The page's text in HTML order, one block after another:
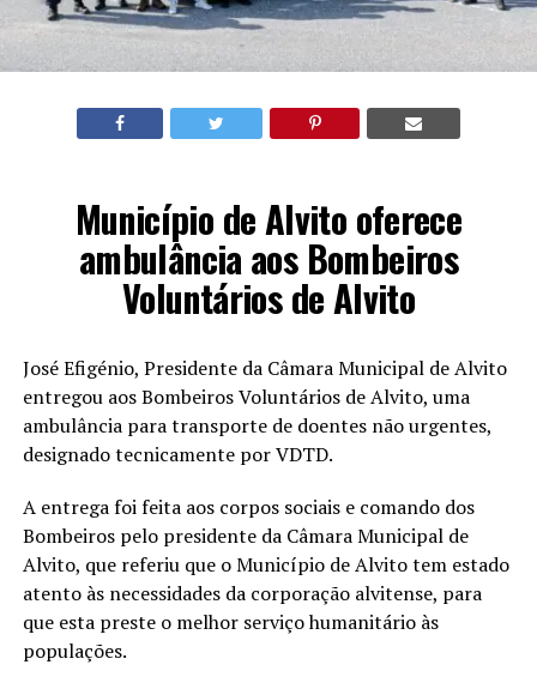
Município de Alvito oferece
ambulância aos Bombeiros
Voluntários de Alvito
José Efigénio, Presidente da Câmara Municipal de Alvito
entregou aos Bombeiros Voluntários de Alvito, uma
ambulância para transporte de doentes não urgentes,
designado tecnicamente por VDTD.
A entrega foi feita aos corpos sociais e comando dos
Bombeiros pelo presidente da Câmara Municipal de
Alvito, que referiu que o Município de Alvito tem estado
atento às necessidades da corporação alvitense, para
que esta preste o melhor serviço humanitário às
populações.